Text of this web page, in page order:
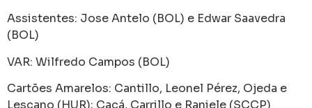
Assistentes: Jose Antelo (BOL) e Edwar Saavedra
(BOL)
VAR: Wilfredo Campos (BOL)
Cartões Amarelos: Cantillo, Leonel Pérez, Ojeda e
Lescano (HUR); Cacá, Carrillo e Raniele (SCCP)